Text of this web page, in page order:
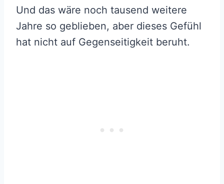
Und das wäre noch tausend weitere
Jahre so geblieben, aber dieses Gefühl
hat nicht auf Gegenseitigkeit beruht.